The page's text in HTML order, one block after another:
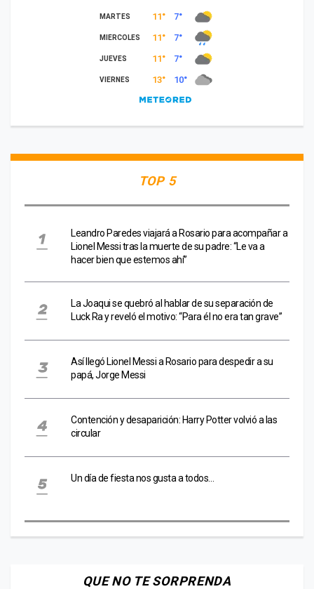
TOP 5
Leandro Paredes viajará a Rosario para acompañar a
Lionel Messi tras la muerte de su padre: “Le va a
hacer bien que estemos ahí”
La Joaqui se quebró al hablar de su separación de
Luck Ra y reveló el motivo: “Para él no era tan grave”
Así llegó Lionel Messi a Rosario para despedir a su
papá, Jorge Messi
Contención y desaparición: Harry Potter volvió a las
circular
Un día de fiesta nos gusta a todos…
QUE NO TE SORPRENDA